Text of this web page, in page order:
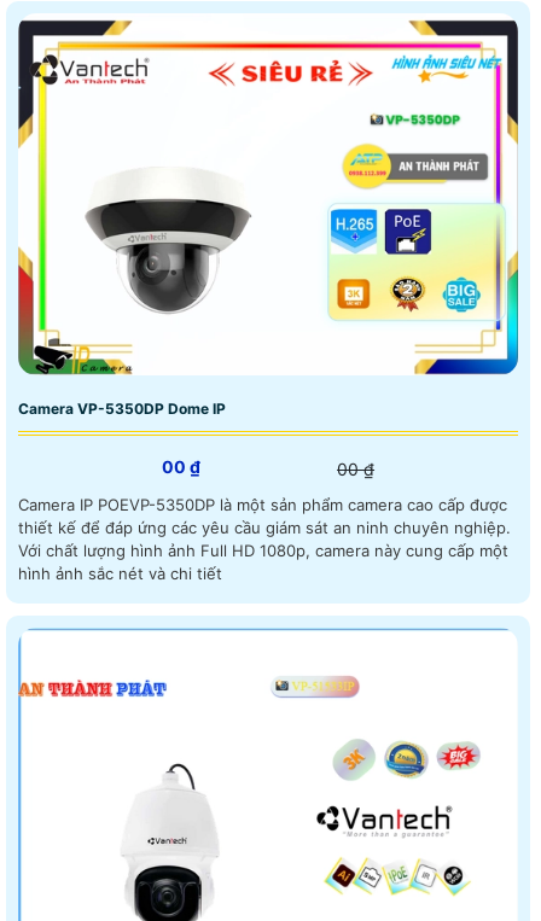
Camera VP-5350DP Dome IP
00 ₫ 00 ₫
Camera IP POEVP-5350DP là một sản phẩm camera cao cấp được
thiết kế để đáp ứng các yêu cầu giám sát an ninh chuyên nghiệp.
Với chất lượng hình ảnh Full HD 1080p, camera này cung cấp một
hình ảnh sắc nét và chi tiết